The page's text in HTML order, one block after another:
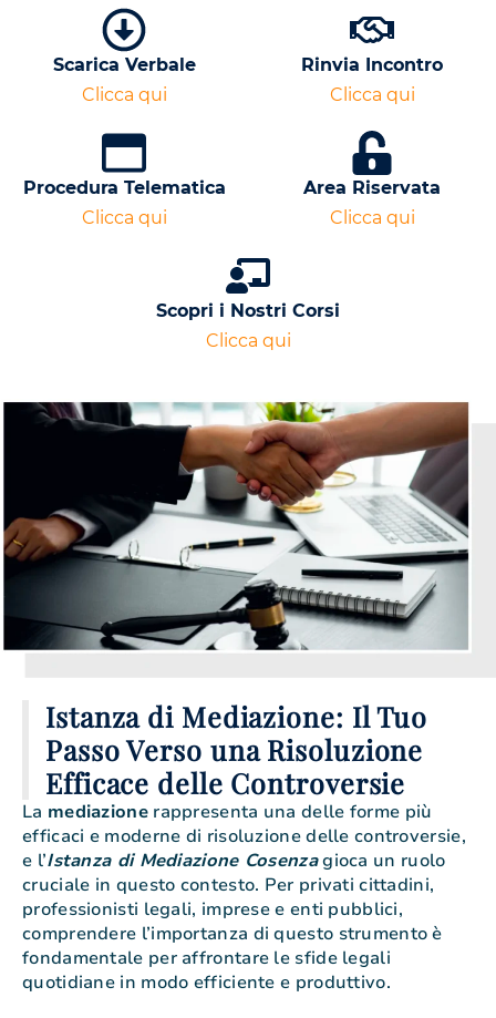
Scarica Verbale
Clicca qui
Rinvia Incontro
Clicca qui
Procedura Telematica
Clicca qui
Area Riservata
Clicca qui
Scopri i Nostri Corsi
Clicca qui
Istanza di Mediazione: Il Tuo
Passo Verso una Risoluzione
Efficace delle Controversie
La mediazionerappresenta una delle forme più
efficaci e moderne di risoluzione delle controversie,
e l’Istanza di Mediazione Cosenzagioca un ruolo
cruciale in questo contesto. Per privati cittadini,
professionisti legali, imprese e enti pubblici,
comprendere l’importanza di questo strumento è
fondamentale per affrontare le sfide legali
quotidiane in modo efficiente e produttivo.